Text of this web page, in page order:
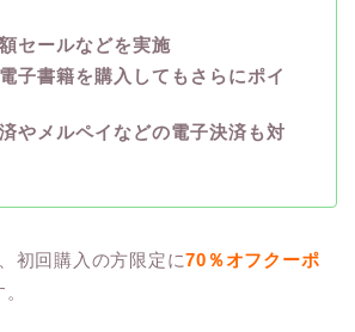
セールなどを実施
子書籍を購入してもさらにポイ
やメルペイなどの電子決済も対
初回購入の方限定に70％オフクーポ